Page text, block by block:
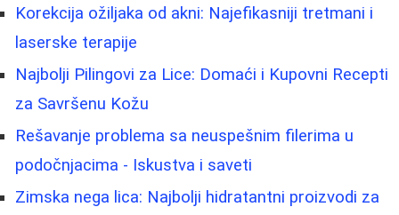
Korekcija ožiljaka od akni: Najefikasniji tretmani i
laserske terapije
Najbolji Pilingovi za Lice: Domaći i Kupovni Recepti
za Savršenu Kožu
Rešavanje problema sa neuspešnim filerima u
podočnjacima - Iskustva i saveti
Zimska nega lica: Najbolji hidratantni proizvodi za